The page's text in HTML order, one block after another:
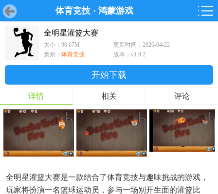
体育竞技 · 鸿蒙游戏
首页 游戏 软件
首页 游戏 软件 鸿蒙
游戏
鸿蒙
软件
专题
全明星灌篮大赛
大小：90.67M
更新时间：2026-04-22
类别： 体育竞技 版本：v1.9.2
开始下载
详情 相关 评论
全明星灌篮大赛是一款结合了体育竞技与趣味挑战的游戏，
玩家将扮演一名篮球运动员，参与一场别开生面的灌篮比